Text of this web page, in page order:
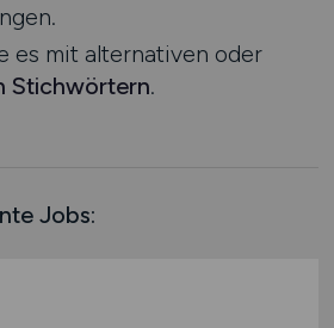
es mit alternativen oder
Stichwörtern.
Jobs: